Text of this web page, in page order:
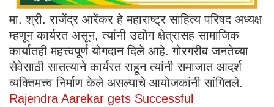
मा. श्री. राजेंद्र आरेंकर हे महाराष्ट्र साहित्य परिषद अध्यक्ष
म्हणून कार्यरत असून, त्यांनी उद्योग क्षेत्रासह सामाजिक
कार्यातही महत्त्वपूर्ण योगदान दिले आहे. गोरगरीब जनतेच्या
सेवेसाठी सातत्याने कार्यरत राहून त्यांनी समाजात आदर्श
व्यक्तिमत्त्व निर्माण केले असल्याचे आयोजकांनी सांगितले.
Rajendra Aarekar gets Successful